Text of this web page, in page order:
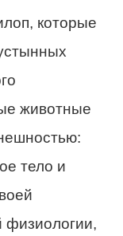
которые
животные
тело и
физиологии,